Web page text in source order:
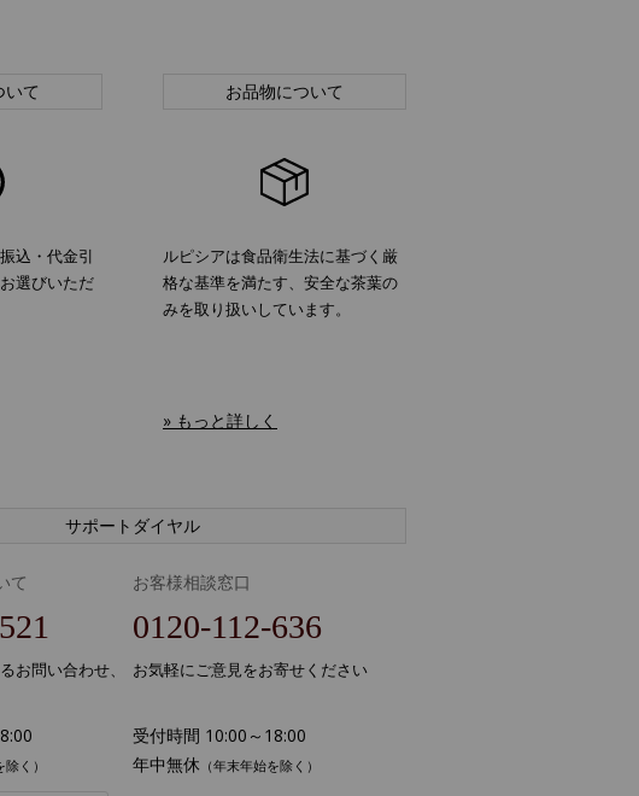
いて
込・代金引
選びいただ
お品物について
ルピシアは食品衛生法に基づく厳
格な基準を満たす、安全な茶葉の
みを取り扱いしています。
» もっと詳しく
サポートダイヤル
て
お問い合わせ、
く）
お客様相談窓口
0120-112-636
お気軽にご意見をお寄せください
受付時間 10:00～18:00
年中無休 （年末年始を除く）